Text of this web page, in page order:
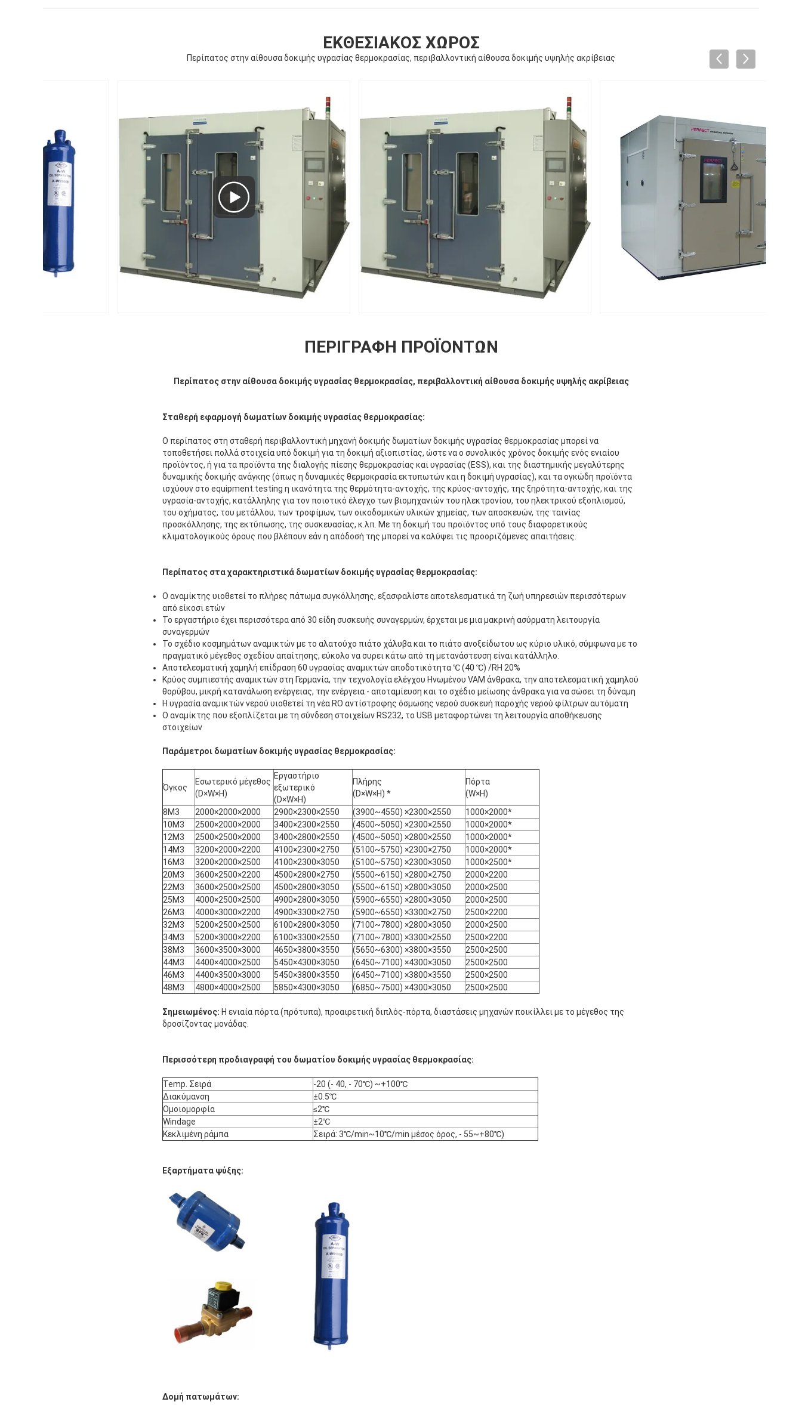
ΕΚΘΕΣΙΑΚΌΣ ΧΏΡΟΣ
Περίπατος στην αίθουσα δοκιμής υγρασίας θερμοκρασίας, περιβαλλοντική αίθουσα δοκιμής υψηλής ακρίβειας
ΠΕΡΙΓΡΑΦΉ ΠΡΟΪΌΝΤΩΝ
Περίπατος στην αίθουσα δοκιμής υγρασίας θερμοκρασίας, περιβαλλοντική αίθουσα δοκιμής υψηλής ακρίβειας
Σταθερή εφαρμογή δωματίων δοκιμής υγρασίας θερμοκρασίας:
Ο περίπατος στη σταθερή περιβαλλοντική μηχανή δοκιμής δωματίων δοκιμής υγρασίας θερμοκρασίας μπορεί να
τοποθετήσει πολλά στοιχεία υπό δοκιμή για τη δοκιμή αξιοπιστίας, ώστε να ο συνολικός χρόνος δοκιμής ενός ενιαίου
προϊόντος, ή για τα προϊόντα της διαλογής πίεσης θερμοκρασίας και υγρασίας (ESS), και της διαστημικής μεγαλύτερης
δυναμικής δοκιμής ανάγκης (όπως η δυναμικές θερμοκρασία εκτυπωτών και η δοκιμή υγρασίας), και τα ογκώδη προϊόντα
ισχύουν στο equipment.testing η ικανότητα της θερμότητα-αντοχής, της κρύος-αντοχής, της ξηρότητα-αντοχής, και της
υγρασία-αντοχής, κατάλληλης για τον ποιοτικό έλεγχο των βιομηχανιών του ηλεκτρονίου, του ηλεκτρικού εξοπλισμού,
του οχήματος, του μετάλλου, των τροφίμων, των οικοδομικών υλικών χημείας, των αποσκευών, της ταινίας
προσκόλλησης, της εκτύπωσης, της συσκευασίας, κ.λπ. Με τη δοκιμή του προϊόντος υπό τους διαφορετικούς
κλιματολογικούς όρους που βλέπουν εάν η απόδοσή της μπορεί να καλύψει τις προοριζόμενες απαιτήσεις.
Περίπατος στα χαρακτηριστικά δωματίων δοκιμής υγρασίας θερμοκρασίας:
Ο αναμίκτης υιοθετεί το πλήρες πάτωμα συγκόλλησης, εξασφαλίστε αποτελεσματικά τη ζωή υπηρεσιών περισσότερων
από είκοσι ετών
Το εργαστήριο έχει περισσότερα από 30 είδη συσκευής συναγερμών, έρχεται με μια μακρινή ασύρματη λειτουργία
συναγερμών
Το σχέδιο κοσμημάτων αναμικτών με το αλατούχο πιάτο χάλυβα και το πιάτο ανοξείδωτου ως κύριο υλικό, σύμφωνα με το
πραγματικό μέγεθος σχεδίου απαίτησης, εύκολο να συρει κάτω από τη μετανάστευση είναι κατάλληλο.
Αποτελεσματική χαμηλή επίδραση 60 υγρασίας αναμικτών αποδοτικότητα ℃ (40 ℃) /RH 20%
Κρύος συμπιεστής αναμικτών στη Γερμανία, την τεχνολογία ελέγχου Ηνωμένου VAM άνθρακα, την αποτελεσματική χαμηλού
θορύβου, μικρή κατανάλωση ενέργειας, την ενέργεια - αποταμίευση και το σχέδιο μείωσης άνθρακα για να σώσει τη δύναμη
Η υγρασία αναμικτών νερού υιοθετεί τη νέα RO αντίστροφης όσμωσης νερού συσκευή παροχής νερού φίλτρων αυτόματη
Ο αναμίκτης που εξοπλίζεται με τη σύνδεση στοιχείων RS232, το USB μεταφορτώνει τη λειτουργία αποθήκευσης
στοιχείων
Παράμετροι δωματίων δοκιμής υγρασίας θερμοκρασίας:
Όγκος
Εσωτερικό μέγεθος
(D×W×H)
Εργαστήριο
εξωτερικό
(D×W×H)
Πλήρης
(D×W×H) *
Πόρτα
(W×H)
8M3
2000×2000×2000 2900×2300×2550 (3900~4550) ×2300×2550
1000×2000*
10M3
2500×2000×2000 3400×2300×2550 (4500~5050) ×2300×2550
1000×2000*
12M3
2500×2500×2000 3400×2800×2550 (4500~5050) ×2800×2550
1000×2000*
14M3
3200×2000×2200 4100×2300×2750 (5100~5750) ×2300×2750
1000×2000*
16M3
3200×2000×2500 4100×2300×3050 (5100~5750) ×2300×3050
1000×2500*
20M3
3600×2500×2200 4500×2800×2750 (5500~6150) ×2800×2750
2000×2200
22M3
3600×2500×2500 4500×2800×3050 (5500~6150) ×2800×3050
2000×2500
25M3
4000×2500×2500 4900×2800×3050 (5900~6550) ×2800×3050
2000×2500
26M3
4000×3000×2200 4900×3300×2750 (5900~6550) ×3300×2750
2500×2200
32M3
5200×2500×2500 6100×2800×3050 (7100~7800) ×2800×3050
2000×2500
34M3
5200×3000×2200 6100×3300×2550 (7100~7800) ×3300×2550
2500×2200
38M3
3600×3500×3000 4650×3800×3550 (5650~6300) ×3800×3550
2500×2500
44M3
4400×4000×2500 5450×4300×3050 (6450~7100) ×4300×3050
2500×2500
46M3
4400×3500×3000 5450×3800×3550 (6450~7100) ×3800×3550
2500×2500
48M3
4800×4000×2500 5850×4300×3050 (6850~7500) ×4300×3050 2500×2500
Σημειωμένος: Η ενιαία πόρτα (πρότυπα), προαιρετική διπλός-πόρτα, διαστάσεις μηχανών ποικίλλει με το μέγεθος της
δροσίζοντας μονάδας.
Περισσότερη προδιαγραφή του δωματίου δοκιμής υγρασίας θερμοκρασίας:
Temp. Σειρά
-20 (- 40, - 70℃) ~+100℃
Διακύμανση
±0.5℃
Ομοιομορφία
≤2℃
Windage
±2℃
Κεκλιμένη ράμπα
Σειρά: 3℃/min~10℃/min μέσος όρος, - 55~+80℃)
Εξαρτήματα ψύξης:
Δομή πατωμάτων: